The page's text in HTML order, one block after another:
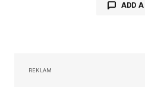
ADD
REKLAM